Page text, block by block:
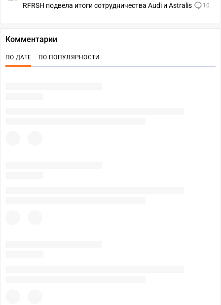
RFRSH подвела итоги сотрудничества Audi и Astralis
10
Комментарии
ПО ДАТЕ ПО ПОПУЛЯРНОСТИ